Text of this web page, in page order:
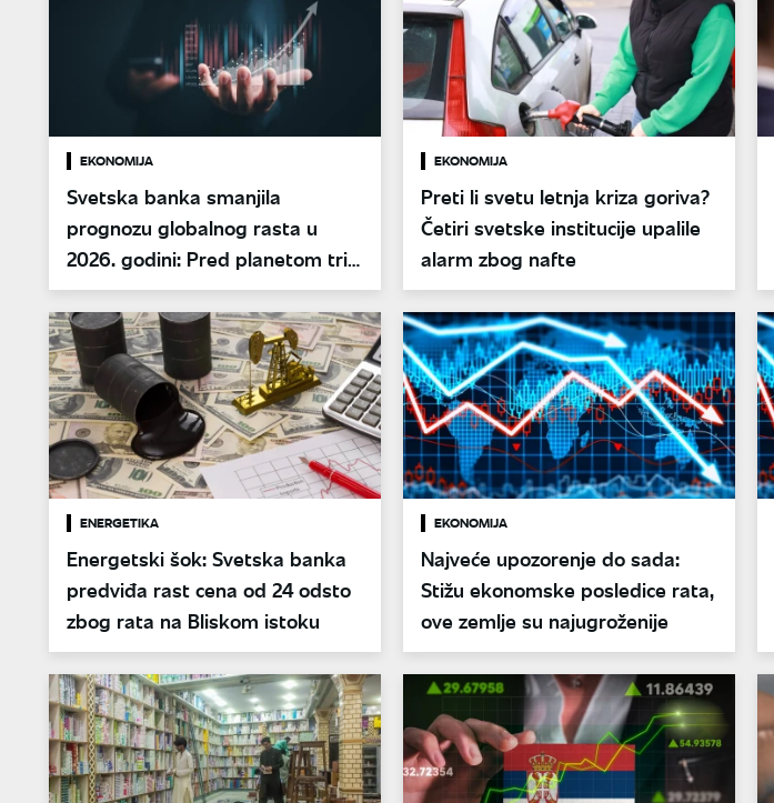
EKONOMIJA
Svetska banka smanjila
prognozu globalnog rasta u
2026. godini: Pred planetom tri
moguća ishoda
EKONOMIJA
Preti li svetu letnja kriza goriva?
Četiri svetske institucije upalile
alarm zbog nafte
ENERGETIKA
Energetski šok: Svetska banka
predviđa rast cena od 24 odsto
zbog rata na Bliskom istoku
EKONOMIJA
Najveće upozorenje do sada:
Stižu ekonomske posledice rata,
ove zemlje su najugroženije